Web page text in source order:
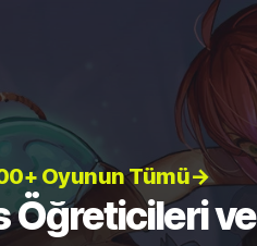
Oyunun Tümü→
Öğreticileri